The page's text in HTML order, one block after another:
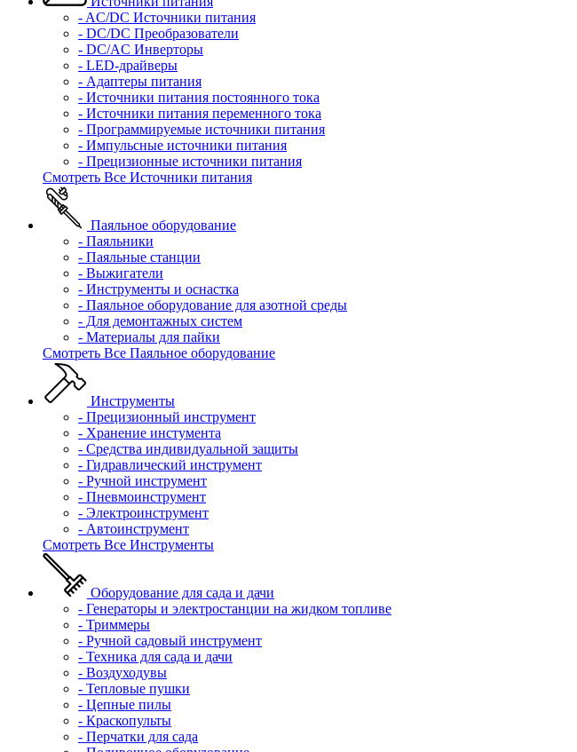
- AC/DC Источники питания
- DC/DC Преобразователи
- DC/AC Инверторы
- LED-драйверы
- Адаптеры питания
- Источники питания постоянного тока
- Источники питания переменного тока
- Программируемые источники питания
- Импульсные источники питания
- Прецизионные источники питания
Смотреть Все Источники питания
Паяльное оборудование
- Паяльники
- Паяльные станции
- Выжигатели
- Инструменты и оснастка
- Паяльное оборудование для азотной среды
- Для демонтажных систем
- Материалы для пайки
Смотреть Все Паяльное оборудование
Инструменты
- Прецизионный инструмент
- Хранение инстумента
- Средства индивидуальной защиты
- Гидравлический инструмент
- Ручной инструмент
- Пневмоинструмент
- Электроинструмент
- Автоинструмент
Смотреть Все Инструменты
Оборудование для сада и дачи
- Генераторы и электростанции на жидком топливе
- Триммеры
- Ручной садовый инструмент
- Техника для сада и дачи
- Воздуходувы
- Тепловые пушки
- Цепные пилы
- Краскопульты
- Перчатки для сада